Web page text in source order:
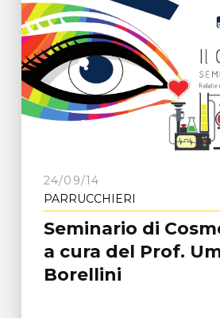
24/09/14
PARRUCCHIERI
Seminario di
a cura del Prof.
Borellini